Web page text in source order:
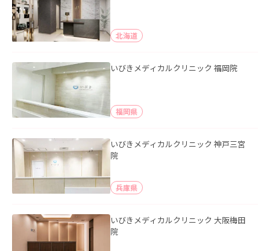
北海道
いびきメディカルクリニック 福岡院
福岡県
いびきメディカルクリニック 神戸三宮
院
兵庫県
いびきメディカルクリニック 大阪梅田
院